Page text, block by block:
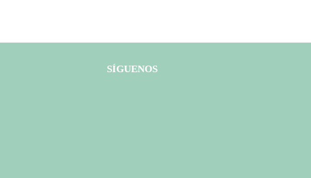
SÍGUENOS